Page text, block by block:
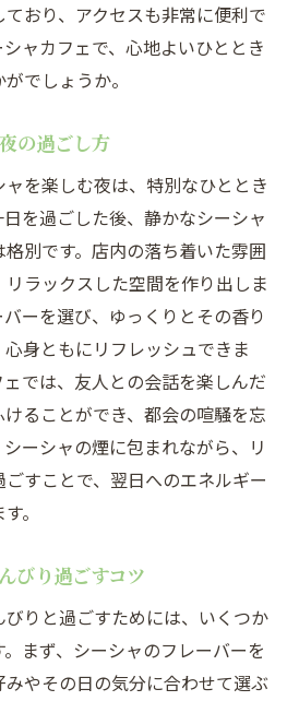
おり、アクセスも非常に便利で
ャカフェで、心地よいひととき
でしょうか。
の過ごし方
を楽しむ夜は、特別なひととき
を過ごした後、静かなシーシャ
別です。店内の落ち着いた雰囲
ラックスした空間を作り出しま
ーを選び、ゆっくりとその香り
身ともにリフレッシュできま
では、友人との会話を楽しんだ
ることができ、都会の喧騒を忘
ーシャの煙に包まれながら、リ
すことで、翌日へのエネルギー
。
びり過ごすコツ
りと過ごすためには、いくつか
まず、シーシャのフレーバーを
やその日の気分に合わせて選ぶ